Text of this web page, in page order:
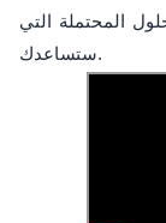
المحتملة التي
ستساعدك.